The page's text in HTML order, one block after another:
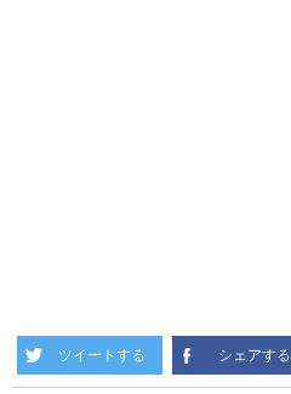
ツイートする シェアする